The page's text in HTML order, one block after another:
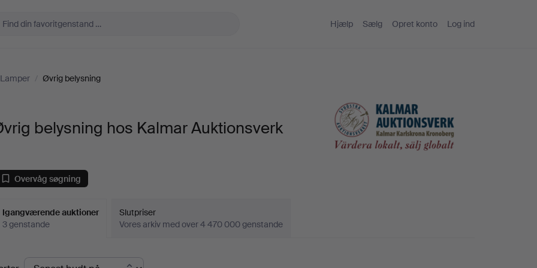
Hjælp Sælg Opret konto Log ind
/ Øvrig belysning
belysning hos Kalmar Auktionsverk
Overvåg søgning
Igangværende auktioner
3 genstande
Slutpriser
Vores arkiv med over 4 470 000 genstande